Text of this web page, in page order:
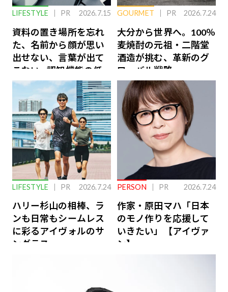
LIFESTYLE PR 2026.7.15
資料の置き場所を忘れ
た、名前から顔が思い
出せない、言葉が出て
こない…認知機能の低
下を救う、脳のインナ
ーケアとは
GOURMET PR 2026.7.24
大分から世界へ。100％
麦焼酎の元祖・二階堂
酒造が挑む、革新のグ
ローバル戦略
LIFESTYLE PR 2026.7.24
ハリー杉山の相棒、ラ
ンも日常もシームレス
に彩るアイヴォルのサ
ングラス
PERSON PR 2026.7.24
作家・原田マハ「日本
のモノ作りを応援して
いきたい」【アイヴァ
ン】